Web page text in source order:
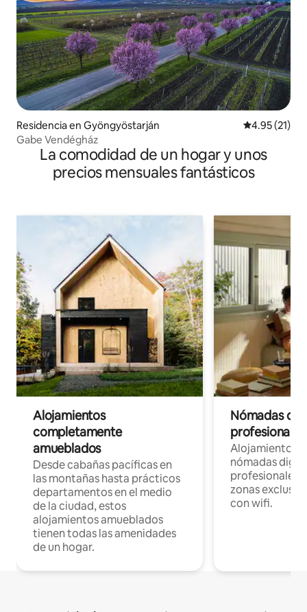
Residencia en Gyöngyöstarján Calificación
4.95 (21)
Gabe Vendégház
La comodidad de un hogar y unos
precios mensuales fantásticos
Alojamientos
completamente
amueblados
Desde cabañas pacíficas en
las montañas hasta prácticos
departamentos en el medio
de la ciudad, estos
alojamientos amueblados
tienen todas las amenidades
de un hogar.
Nómadas
Alojamientos
nómadas
profesionales
zonas
con wifi.